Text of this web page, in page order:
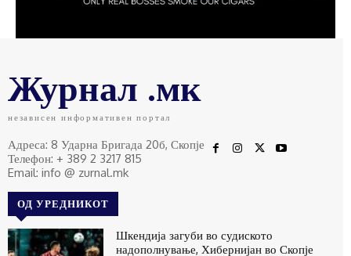
Журнал .мк
независен информативен портал
Адреса: 8 Ударна Бригада 20б, Скопје
Телефон: + 389 2 3217 815
Email: info @ zurnal.mk
ОД УРЕДНИКОТ
Шкендија загуби во судиското
надополнување, Хибернијан во Скопје